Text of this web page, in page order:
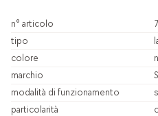
n° articolo
tipo
colore
marchio
modalità di funzionamento
particolarità